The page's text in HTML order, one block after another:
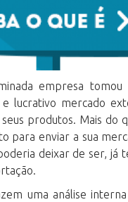
empresa tomou
lucrativo mercado
produtos. Mais do
paraenviar a sua
deixar de ser, já
uma análise